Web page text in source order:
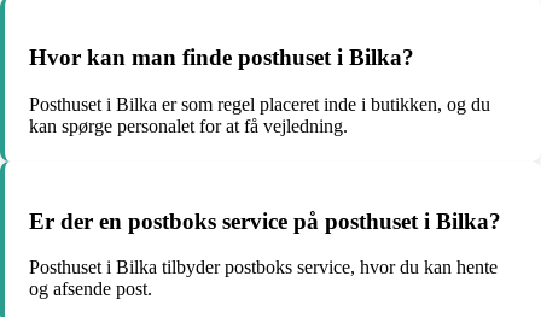
Hvor kan man finde posthuset i Bilka?
Posthuset i Bilka er som regel placeret inde i butikken, og du
kan spørge personalet for at få vejledning.
Er der en postboks service på posthuset i Bilka?
Posthuset i Bilka tilbyder postboks service, hvor du kan hente
og afsende post.